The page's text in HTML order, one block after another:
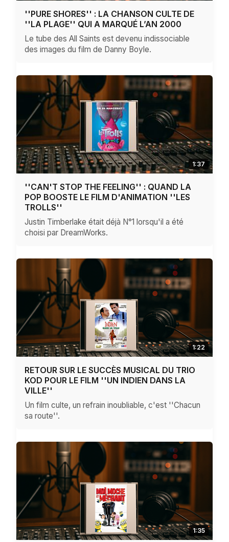
''PURE SHORES'' : LA CHANSON CULTE DE
''LA PLAGE'' QUI A MARQUÉ L’AN 2000
Le tube des All Saints est devenu indissociable
des images du film de Danny Boyle.
1:37
''CAN'T STOP THE FEELING'' : QUAND LA
POP BOOSTE LE FILM D'ANIMATION ''LES
TROLLS''
Justin Timberlake était déjà N°1 lorsqu'il a été
choisi par DreamWorks.
1:22
RETOUR SUR LE SUCCÈS MUSICAL DU TRIO
KOD POUR LE FILM ''UN INDIEN DANS LA
VILLE''
Un film culte, un refrain inoubliable, c'est ''Chacun
sa route''.
1:35